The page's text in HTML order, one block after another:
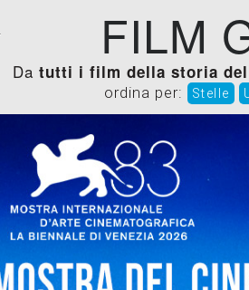
FILM
Da tutti i film della storia del
ordina per: Stelle